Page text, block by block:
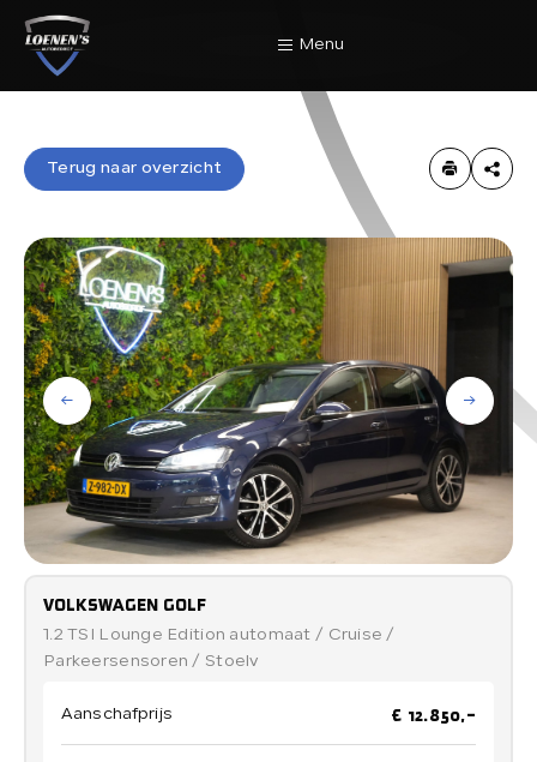
Menu
Home
Aanbod
Diensten
Werkplaats
Over Ons
Verkocht
Contact
Terug naar overzicht
VOLKSWAGEN GOLF
1.2 TSI Lounge Edition automaat / Cruise /
Parkeersensoren / Stoelv
Aanschafprijs € 12.850,-